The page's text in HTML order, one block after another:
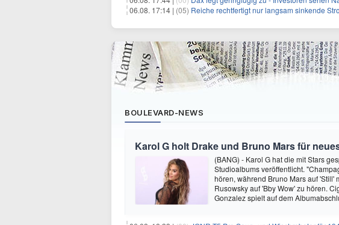
06.08. 17:14 | (05) Reiche rechtfertigt nur langsam sinkende
BOULEVARD-NEWS
Karol G holt Drake und Bruno Mars für
(BANG) - Karol G hat die mit Stars
Studioalbums veröffentlicht.
hören, während Bruno Mars auf 'Still'
Rusowsky auf 'Bby Wow' zu hören.
Gonzalez spielt auf dem